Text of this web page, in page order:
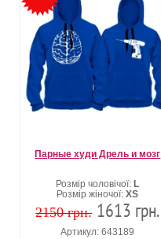
Парные худи Дрель и мозг
Розмір чоловічої:L
Розмір жіночої:XS
2150 грн. 1613 грн.
Артикул: 643189